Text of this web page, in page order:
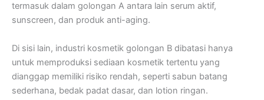
termasuk dalam golongan A antara lain serum aktif,
sunscreen, dan produk anti-aging.
Di sisi lain, industri kosmetik golongan B dibatasi hanya
untuk memproduksi sediaan kosmetik tertentu yang
dianggap memiliki risiko rendah, seperti sabun batang
sederhana, bedak padat dasar, dan lotion ringan.